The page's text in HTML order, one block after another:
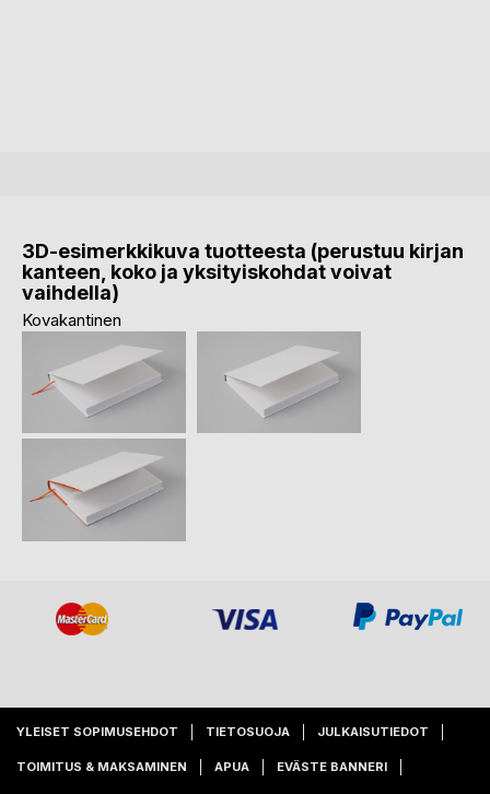
3D-esimerkkikuva tuotteesta (perustuu kirjan
kanteen, koko ja yksityiskohdat voivat
vaihdella)
Kovakantinen
YLEISET SOPIMUSEHDOT TIETOSUOJA JULKAISUTIEDOT
TOIMITUS & MAKSAMINEN APUA EVÄSTE BANNERI